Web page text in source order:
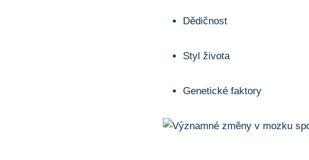
Dědičnost
Styl života
Genetické faktory